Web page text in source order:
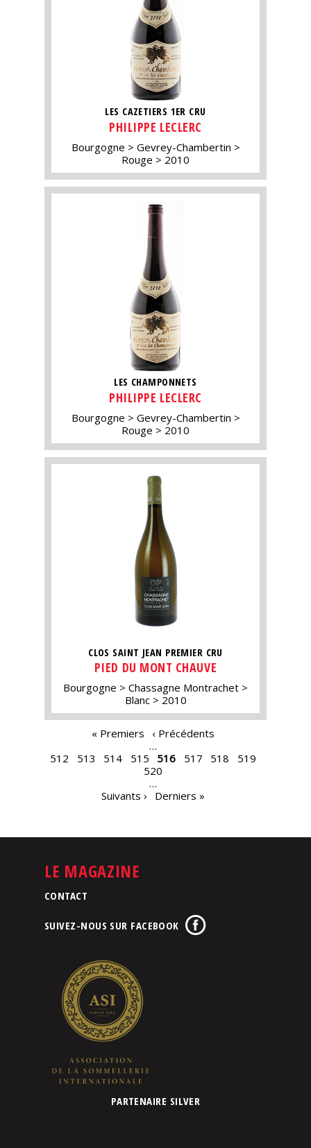
LES CAZETIERS 1ER CRU
PHILIPPE LECLERC
Bourgogne
Gevrey-Chambertin
Rouge
2010
LES CHAMPONNETS
PHILIPPE LECLERC
Bourgogne
Gevrey-Chambertin
Rouge
2010
CLOS SAINT JEAN PREMIER CRU
PIED DU MONT CHAUVE
Bourgogne
Chassagne Montrachet
Blanc
2010
« Premiers
‹ Précédents
…
512
513 514 515 516 517 518
519
520
…
Suivants ›
Derniers »
LE MAGAZINE
CONTACT
SUIVEZ-NOUS SUR FACEBOOK
PARTENAIRE SILVER